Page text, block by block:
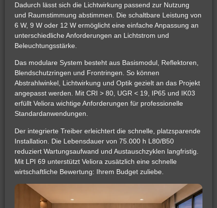
Dadurch lässt sich die Lichtwirkung passend zur Nutzung
und Raumstimmung abstimmen. Die schaltbare Leistung von
6 W, 9 W oder 12 W ermöglicht eine einfache Anpassung an
unterschiedliche Anforderungen an Lichtstrom und
Beleuchtungsstärke.
Das modulare System besteht aus Basismodul, Reflektoren,
Blendschutzringen und Frontringen. So können
Abstrahlwinkel, Lichtwirkung und Optik gezielt an das Projekt
angepasst werden. Mit CRI > 80, UGR < 19, IP65 und IK03
erfüllt Veliora wichtige Anforderungen für professionelle
Standardanwendungen.
Der integrierte Treiber erleichtert die schnelle, platzsparende
Installation. Die Lebensdauer von 75.000 h L80/B50
reduziert Wartungsaufwand und Austauschzyklen langfristig.
Mit LPI 69 unterstützt Veliora zusätzlich eine schnelle
wirtschaftliche Bewertung: Ihrem Budget zuliebe.